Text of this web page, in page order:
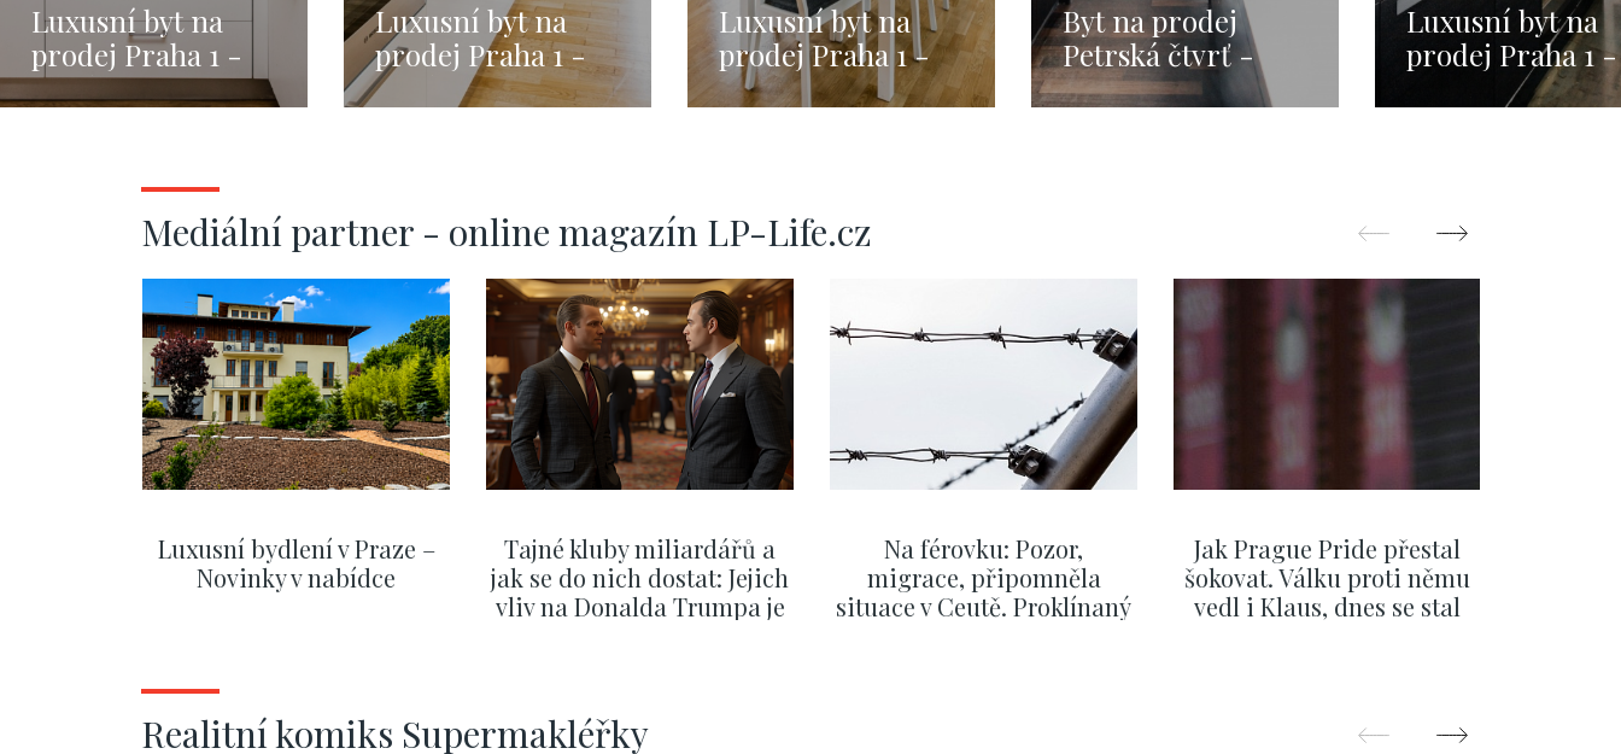
Luxusní byt na
prodej Praha 1 -
Nové Město - 132m
Luxusní byt na
prodej Praha 1 -
Malá Strana -
Luxusní byt na
prodej Praha 1 -
Malá Strana -
Byt na prodej
Petrská čtvrť -
115m
Luxusní byt na
prodej Praha 1 -
Mediální partner - online magazín LP-Life.cz
Luxusní bydlení v Praze –
Novinky v nabídce
Tajné kluby miliardářů a
jak se do nich dostat: Jejich
vliv na Donalda Trumpa je
Na férovku: Pozor,
migrace, připomněla
situace v Ceutě. Proklínaný
Jak Prague Pride přestal
šokovat. Válku proti němu
vedl i Klaus, dnes se stal
Realitní komiks Supermakléřky